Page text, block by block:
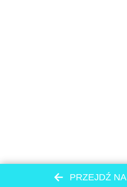
PRZEJDŹ NA